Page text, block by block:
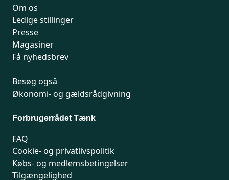
Om os
Ledige stillinger
Presse
Magasiner
Få nyhedsbrev
Besøg også
Økonomi- og gældsrådgivning
Forbrugerrådet Tænk
FAQ
Cookie- og privatlivspolitik
Købs- og medlemsbetingelser
Tilgængelighed